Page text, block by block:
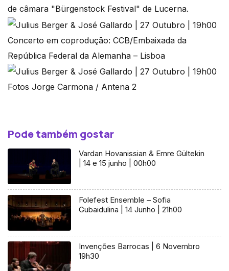
de câmara "Bürgenstock Festival" de Lucerna.
Concerto em coprodução: CCB/Embaixada da
República Federal da Alemanha – Lisboa
Fotos Jorge Carmona / Antena 2
Pode também gostar
Vardan Hovanissian & Emre Gültekin
| 14 e 15 junho | 00h00
Folefest Ensemble – Sofia
Gubaidulina | 14 Junho | 21h00
Invenções Barrocas | 6 Novembro
19h30